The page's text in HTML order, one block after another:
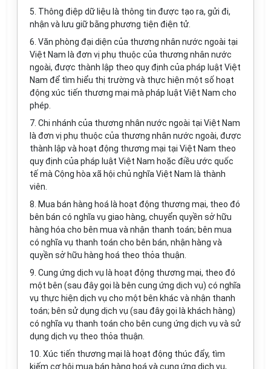
5. Thông điệp dữ liệu là thông tin được tạo ra, gửi đi,
nhận và lưu giữ bằng phương tiện điện tử.
6. Văn phòng đại diện của thương nhân nước ngoài tại
Việt Nam là đơn vị phụ thuộc của thương nhân nước
ngoài, được thành lập theo quy định của pháp luật Việt
Nam để tìm hiểu thị trường và thực hiện một số hoạt
động xúc tiến thương mại mà pháp luật Việt Nam cho
phép.
7. Chi nhánh của thương nhân nước ngoài tại Việt Nam
là đơn vị phụ thuộc của thương nhân nước ngoài, được
thành lập và hoạt động thương mại tại Việt Nam theo
quy định của pháp luật Việt Nam hoặc điều ước quốc
tế mà Cộng hòa xã hội chủ nghĩa Việt Nam là thành
viên.
8. Mua bán hàng hoá là hoạt động thương mại, theo đó
bên bán có nghĩa vụ giao hàng, chuyển quyền sở hữu
hàng hóa cho bên mua và nhận thanh toán; bên mua
có nghĩa vụ thanh toán cho bên bán, nhận hàng và
quyền sở hữu hàng hoá theo thỏa thuận.
9. Cung ứng dịch vụ là hoạt động thương mại, theo đó
một bên (sau đây gọi là bên cung ứng dịch vụ) có nghĩa
vụ thực hiện dịch vụ cho một bên khác và nhận thanh
toán; bên sử dụng dịch vụ (sau đây gọi là khách hàng)
có nghĩa vụ thanh toán cho bên cung ứng dịch vụ và sử
dụng dịch vụ theo thỏa thuận.
10. Xúc tiến thương mại là hoạt động thúc đẩy, tìm
kiếm cơ hội mua bán hàng hoá và cung ứng dịch vụ,